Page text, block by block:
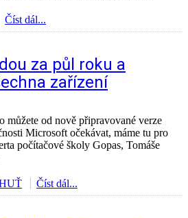
Číst dál...
za půl roku a
zařízení
můžete od nově připravované verze
Microsoft očekávat, máme tu pro
počítačové školy Gopas, Tomáše
Číst dál...